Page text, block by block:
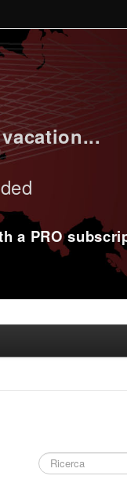
a PRO